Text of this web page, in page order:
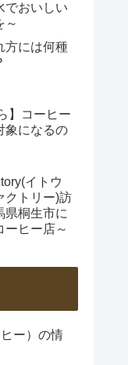
でおいしい
～
方には何種
】コーヒー
象になるの
イトウ
クトリー)訪
県桐生市に
ーヒー店～
ー）の情